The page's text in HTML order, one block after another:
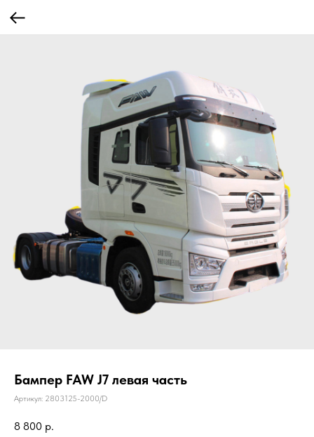
Бампер FAW J7 левая часть
Артикул: 2803125-2000/D
8 800 р.